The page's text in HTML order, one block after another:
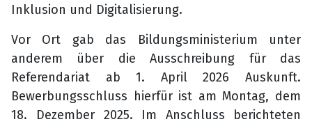
Inklusion und Digitalisierung.
Vor Ort gab das Bildungsministerium unter
anderem über die Ausschreibung für das
Referendariat ab 1. April 2026 Auskunft.
Bewerbungsschluss hierfür ist am Montag, dem
18. Dezember 2025. Im Anschluss
berichteten